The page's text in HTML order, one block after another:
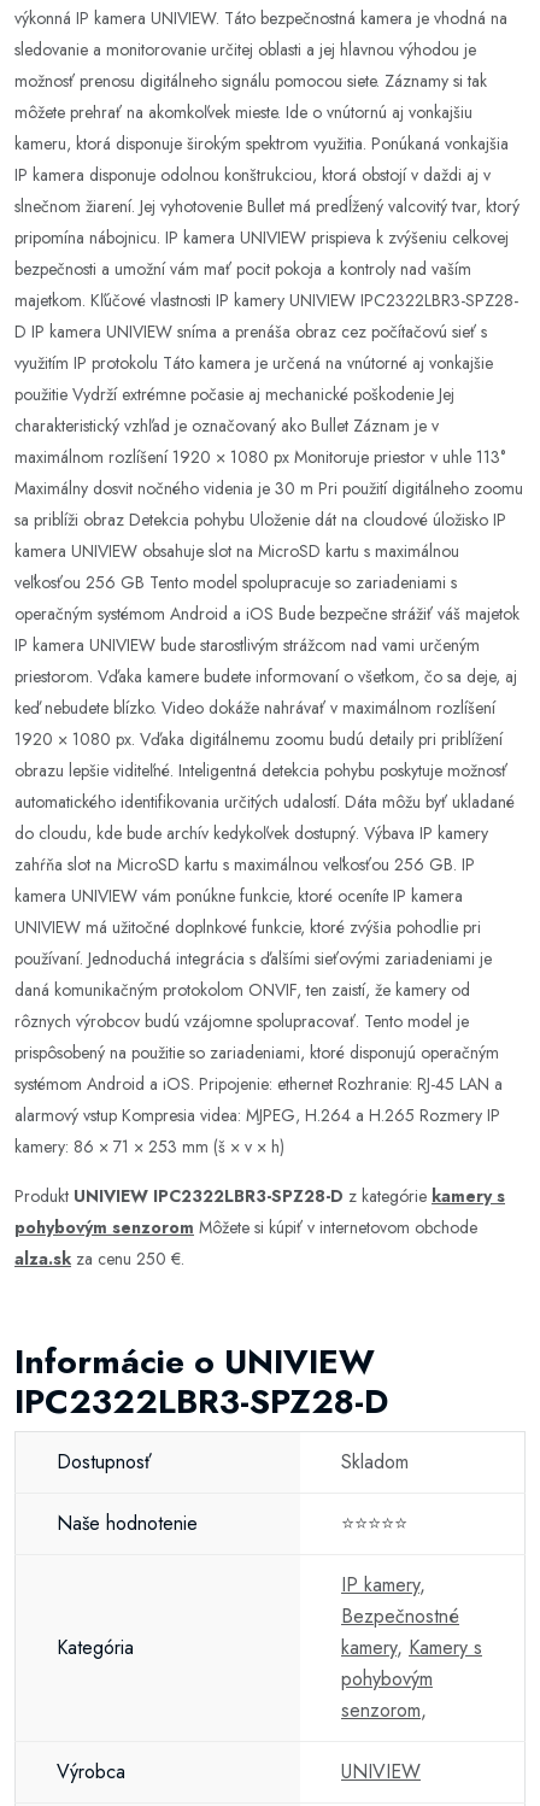
výkonná IP kamera UNIVIEW. Táto bezpečnostná kamera je vhodná na
sledovanie a monitorovanie určitej oblasti a jej hlavnou výhodou je
možnosť prenosu digitálneho signálu pomocou siete. Záznamy si tak
môžete prehrať na akomkoľvek mieste. Ide o vnútornú aj vonkajšiu
kameru, ktorá disponuje širokým spektrom využitia. Ponúkaná vonkajšia
IP kamera disponuje odolnou konštrukciou, ktorá obstojí v daždi aj v
slnečnom žiarení. Jej vyhotovenie Bullet má predĺžený valcovitý tvar, ktorý
pripomína nábojnicu. IP kamera UNIVIEW prispieva k zvýšeniu celkovej
bezpečnosti a umožní vám mať pocit pokoja a kontroly nad vaším
majetkom. Kľúčové vlastnosti IP kamery UNIVIEW IPC2322LBR3-SPZ28-
D IP kamera UNIVIEW sníma a prenáša obraz cez počítačovú sieť s
využitím IP protokolu Táto kamera je určená na vnútorné aj vonkajšie
použitie Vydrží extrémne počasie aj mechanické poškodenie Jej
charakteristický vzhľad je označovaný ako Bullet Záznam je v
maximálnom rozlíšení 1920 × 1080 px Monitoruje priestor v uhle 113°
Maximálny dosvit nočného videnia je 30 m Pri použití digitálneho zoomu
sa priblíži obraz Detekcia pohybu Uloženie dát na cloudové úložisko IP
kamera UNIVIEW obsahuje slot na MicroSD kartu s maximálnou
veľkosťou 256 GB Tento model spolupracuje so zariadeniami s
operačným systémom Android a iOS Bude bezpečne strážiť váš majetok
IP kamera UNIVIEW bude starostlivým strážcom nad vami určeným
priestorom. Vďaka kamere budete informovaní o všetkom, čo sa deje, aj
keď nebudete blízko. Video dokáže nahrávať v maximálnom rozlíšení
1920 × 1080 px. Vďaka digitálnemu zoomu budú detaily pri priblížení
obrazu lepšie viditeľné. Inteligentná detekcia pohybu poskytuje možnosť
automatického identifikovania určitých udalostí. Dáta môžu byť ukladané
do cloudu, kde bude archív kedykoľvek dostupný. Výbava IP kamery
zahŕňa slot na MicroSD kartu s maximálnou veľkosťou 256 GB. IP
kamera UNIVIEW vám ponúkne funkcie, ktoré oceníte IP kamera
UNIVIEW má užitočné doplnkové funkcie, ktoré zvýšia pohodlie pri
používaní. Jednoduchá integrácia s ďalšími sieťovými zariadeniami je
daná komunikačným protokolom ONVIF, ten zaistí, že kamery od
rôznych výrobcov budú vzájomne spolupracovať. Tento model je
prispôsobený na použitie so zariadeniami, ktoré disponujú operačným
systémom Android a iOS. Pripojenie: ethernet Rozhranie: RJ-45 LAN a
alarmový vstup Kompresia videa: MJPEG, H.264 a H.265 Rozmery IP
kamery: 86 × 71 × 253 mm (š × v × h)
Produkt UNIVIEW IPC2322LBR3-SPZ28-D z kategórie kamery s
pohybovým senzorom Môžete si kúpiť v internetovom obchode
alza.sk za cenu 250 €.
Informácie o UNIVIEW
IPC2322LBR3-SPZ28-D
Dostupnosť Skladom
Naše hodnotenie ⭐⭐⭐⭐⭐
Kategória
IP kamery,
Bezpečnostné
kamery, Kamery s
pohybovým
senzorom,
Výrobca UNIVIEW